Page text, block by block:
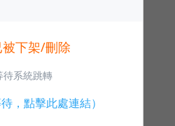
下架/刪除
待系統跳轉
，點擊此處連結）